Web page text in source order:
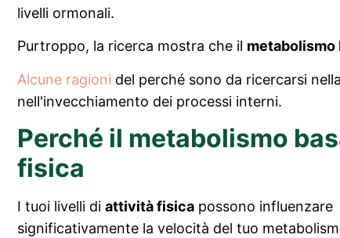
livelli ormonali.
Purtroppo, la ricerca mostra che il metabolismo
Alcune ragioni del perché sono da ricercarsi
nell'invecchiamento dei processi interni.
Perché il metabolismo
fisica
I tuoi livelli di attività fisica possono influenzare
significativamente la velocità del tuo